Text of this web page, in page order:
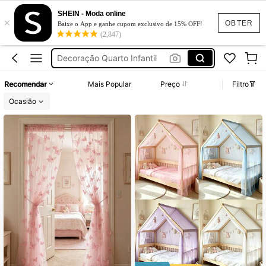
OBTER
×
SHEIN - Moda online
Baixe o App e ganhe cupom exclusivo de 15% OFF!
(2,847)
Mosquiteiro
Cama Infantil
Decoração Quarto Infantil
Mosquiteiro
Cama Infantil
Recomendar Mais Popular Preço
Filtro
Ocasião